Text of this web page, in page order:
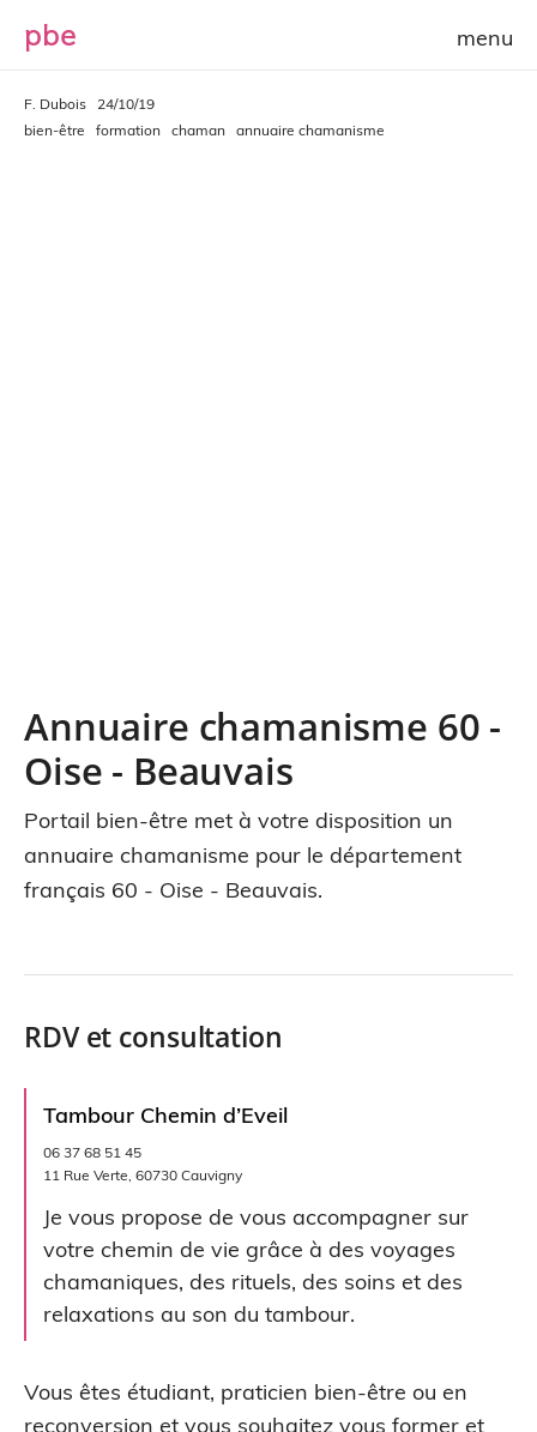
pbe
F. Dubois
24/10/19
bien-être
formation chaman annuaire chamanisme
Annuaire chamanisme 60 -
Oise - Beauvais
Portail bien-être met à votre disposition un
annuaire chamanisme pour le département
français 60 - Oise - Beauvais.
RDV et consultation
Tambour Chemin d’Eveil
06 37 68 51 45
11 Rue Verte, 60730 Cauvigny
Je vous propose de vous accompagner sur
votre chemin de vie grâce à des voyages
chamaniques, des rituels, des soins et des
relaxations au son du tambour.
Vous êtes étudiant, praticien bien-être ou en
reconversion et vous souhaitez vous former et